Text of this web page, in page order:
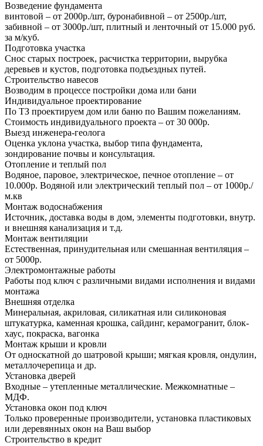
Возведение фундамента
винтовой – от 2000р./шт, буронабивной – от 2500р./шт,
забивной – от 3000р./шт, плитный и ленточный от 15.000 руб.
за м/куб.
Подготовка участка
Снос старых построек, расчистка территории, вырубка
деревьев и кустов, подготовка подъездных путей.
Строительство навесов
Возводим в процессе постройки дома или бани
Индивидуальное проектирование
По ТЗ проектируем дом или баню по Вашим пожеланиям.
Стоимость индивидуального проекта – от 30 000р.
Выезд инженера-геолога
Оценка уклона участка, выбор типа фундамента,
зондирование почвы и консультация.
Отопление и теплый пол
Водяное, паровое, электрическое, печное отопление – от
10.000р. Водяной или электрический теплый пол – от 1000р./
м.кв
Монтаж водоснабжения
Источник, доставка воды в дом, элементы подготовки, внутр.
и внешняя канализация и т.д.
Монтаж вентиляции
Естественная, принудительная или смешанная вентиляция –
от 5000р.
Электромонтажные работы
Работы под ключ с различными видами исполнения и видами
монтажа
Внешняя отделка
Минеральная, акриловая, силикатная или силиконовая
штукатурка, каменная крошка, сайдинг, керамогранит, блок-
хаус, покраска, вагонка
Монтаж крыши и кровли
От односкатной до шатровой крыши; мягкая кровля, ондулин,
металлочерепица и др.
Установка дверей
Входные – утепленные металлические. Межкомнатные –
МДФ.
Установка окон под ключ
Только проверенные производители, установка пластиковых
или деревянных окон на Ваш выбор
Строительство в кредит